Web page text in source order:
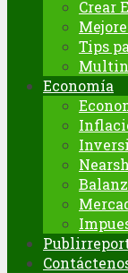
Crear
Tips
Economía